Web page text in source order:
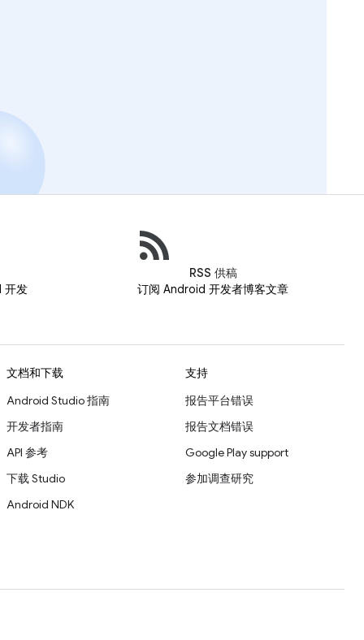
开发
RSS 供稿
订阅 Android 开发者博客文章
文档和下载
Android Studio 指南
开发者指南
API 参考
下载 Studio
Android NDK
支持
报告平台错误
报告文档错误
Google Play support
参加调查研究